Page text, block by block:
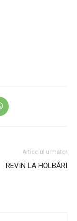
Articolul următor
REVIN LA HOLBĂRI